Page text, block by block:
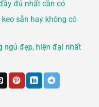
đủ nhất cần có
sẵn hay không có
ngủ đẹp, hiện đại nhất